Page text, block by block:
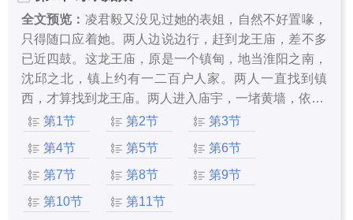
全文预览： 凌君毅又没见过她的表姐，自然不好置喙，
只得随口应着她。两人边说边行，赶到龙王庙，差不多
已近四鼓。这龙王庙，原是一个镇甸，地当淮阳之南，
沈邱之北，镇上约有一二百户人家。两人一直找到镇
西，才算找到龙王庙。两人进入庙宇，一堵黄墙，依…
第1节
第2节
第3节
第4节
第5节
第6节
第7节
第8节
第9节
第10节
第11节